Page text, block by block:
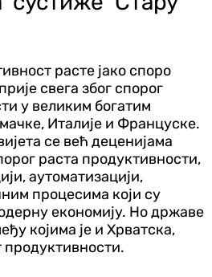
расте јако споро
свега због спорог
у великим богатим
Италије и Француске.
се већ деценијама
раста продуктивности,
аутоматизацији,
процесима који су
економију. Но државе
којима је и Хрватска,
продуктивности.